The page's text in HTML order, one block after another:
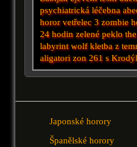
psychiatrická léčebna
horor vetřelec 3 zombie
24 hodin zelené peklo
labyrint wolf kletba z
aligatori zon 261 s
Japonské horory
Španělské horory